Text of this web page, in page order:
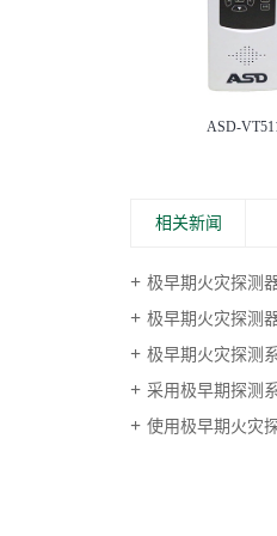
ASD-
相关新闻
极早期火灾探测
极早期火灾探测
极早期火灾探测
采用极早期探测
使用极早期火灾